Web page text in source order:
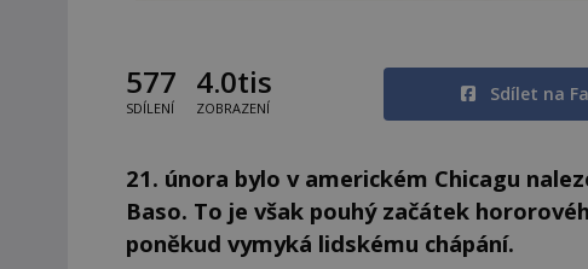
577
SDÍLENÍ
4.0tis
ZOBRAZENÍ
Sdílet na
21. února bylo v americkém Chicagu
Baso. To je však pouhý začátek
poněkud vymyká lidskému chápání.